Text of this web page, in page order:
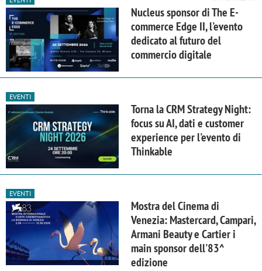
Nucleus sponsor di The E-
commerce Edge II, l'evento
dedicato al futuro del
commercio digitale
EVENTI
Torna la CRM Strategy Night:
focus su AI, dati e customer
experience per l'evento di
Thinkable
EVENTI
Mostra del Cinema di
Venezia: Mastercard, Campari,
Armani Beauty e Cartier i
main sponsor dell'83^
edizione